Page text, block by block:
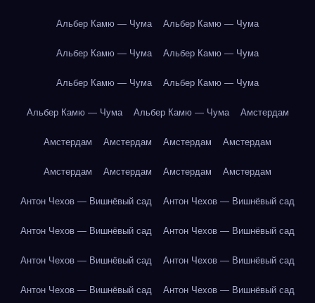
Альбер Камю — Чума Альбер Камю — Чума
Альбер Камю — Чума Альбер Камю — Чума
Альбер Камю — Чума Альбер Камю — Чума
Альбер Камю — Чума Альбер Камю — Чума Амстердам
Амстердам Амстердам Амстердам Амстердам
Амстердам Амстердам Амстердам Амстердам
Антон Чехов — Вишнёвый сад Антон Чехов — Вишнёвый сад
Антон Чехов — Вишнёвый сад Антон Чехов — Вишнёвый сад
Антон Чехов — Вишнёвый сад Антон Чехов — Вишнёвый сад
Антон Чехов — Вишнёвый сад Антон Чехов — Вишнёвый сад